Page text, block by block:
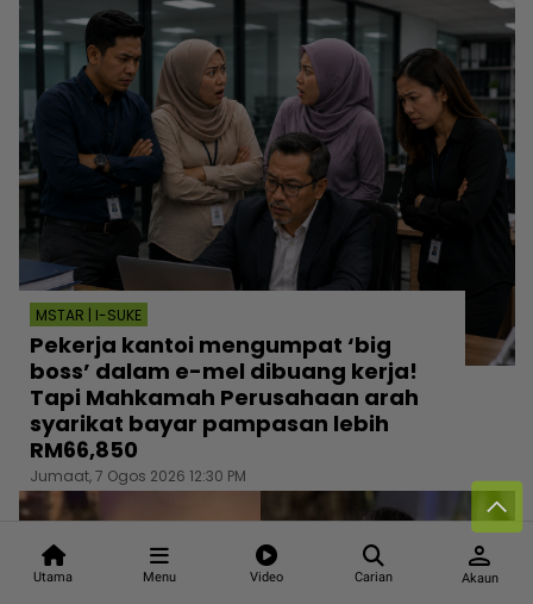
Utama Menu Video Carian
person
Akaun
MSTAR | I-SUKE
Pekerja kantoi mengumpat ‘big
boss’ dalam e-mel dibuang kerja!
Tapi Mahkamah Perusahaan arah
syarikat bayar pampasan lebih
RM66,850
Jumaat, 7 Ogos 2026 12:30 PM